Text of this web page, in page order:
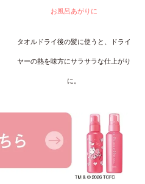
お風呂あがりに
タオルドライ後の髪に使うと、ドライ
ヤーの熱を味方にサラサラな仕上がり
に。